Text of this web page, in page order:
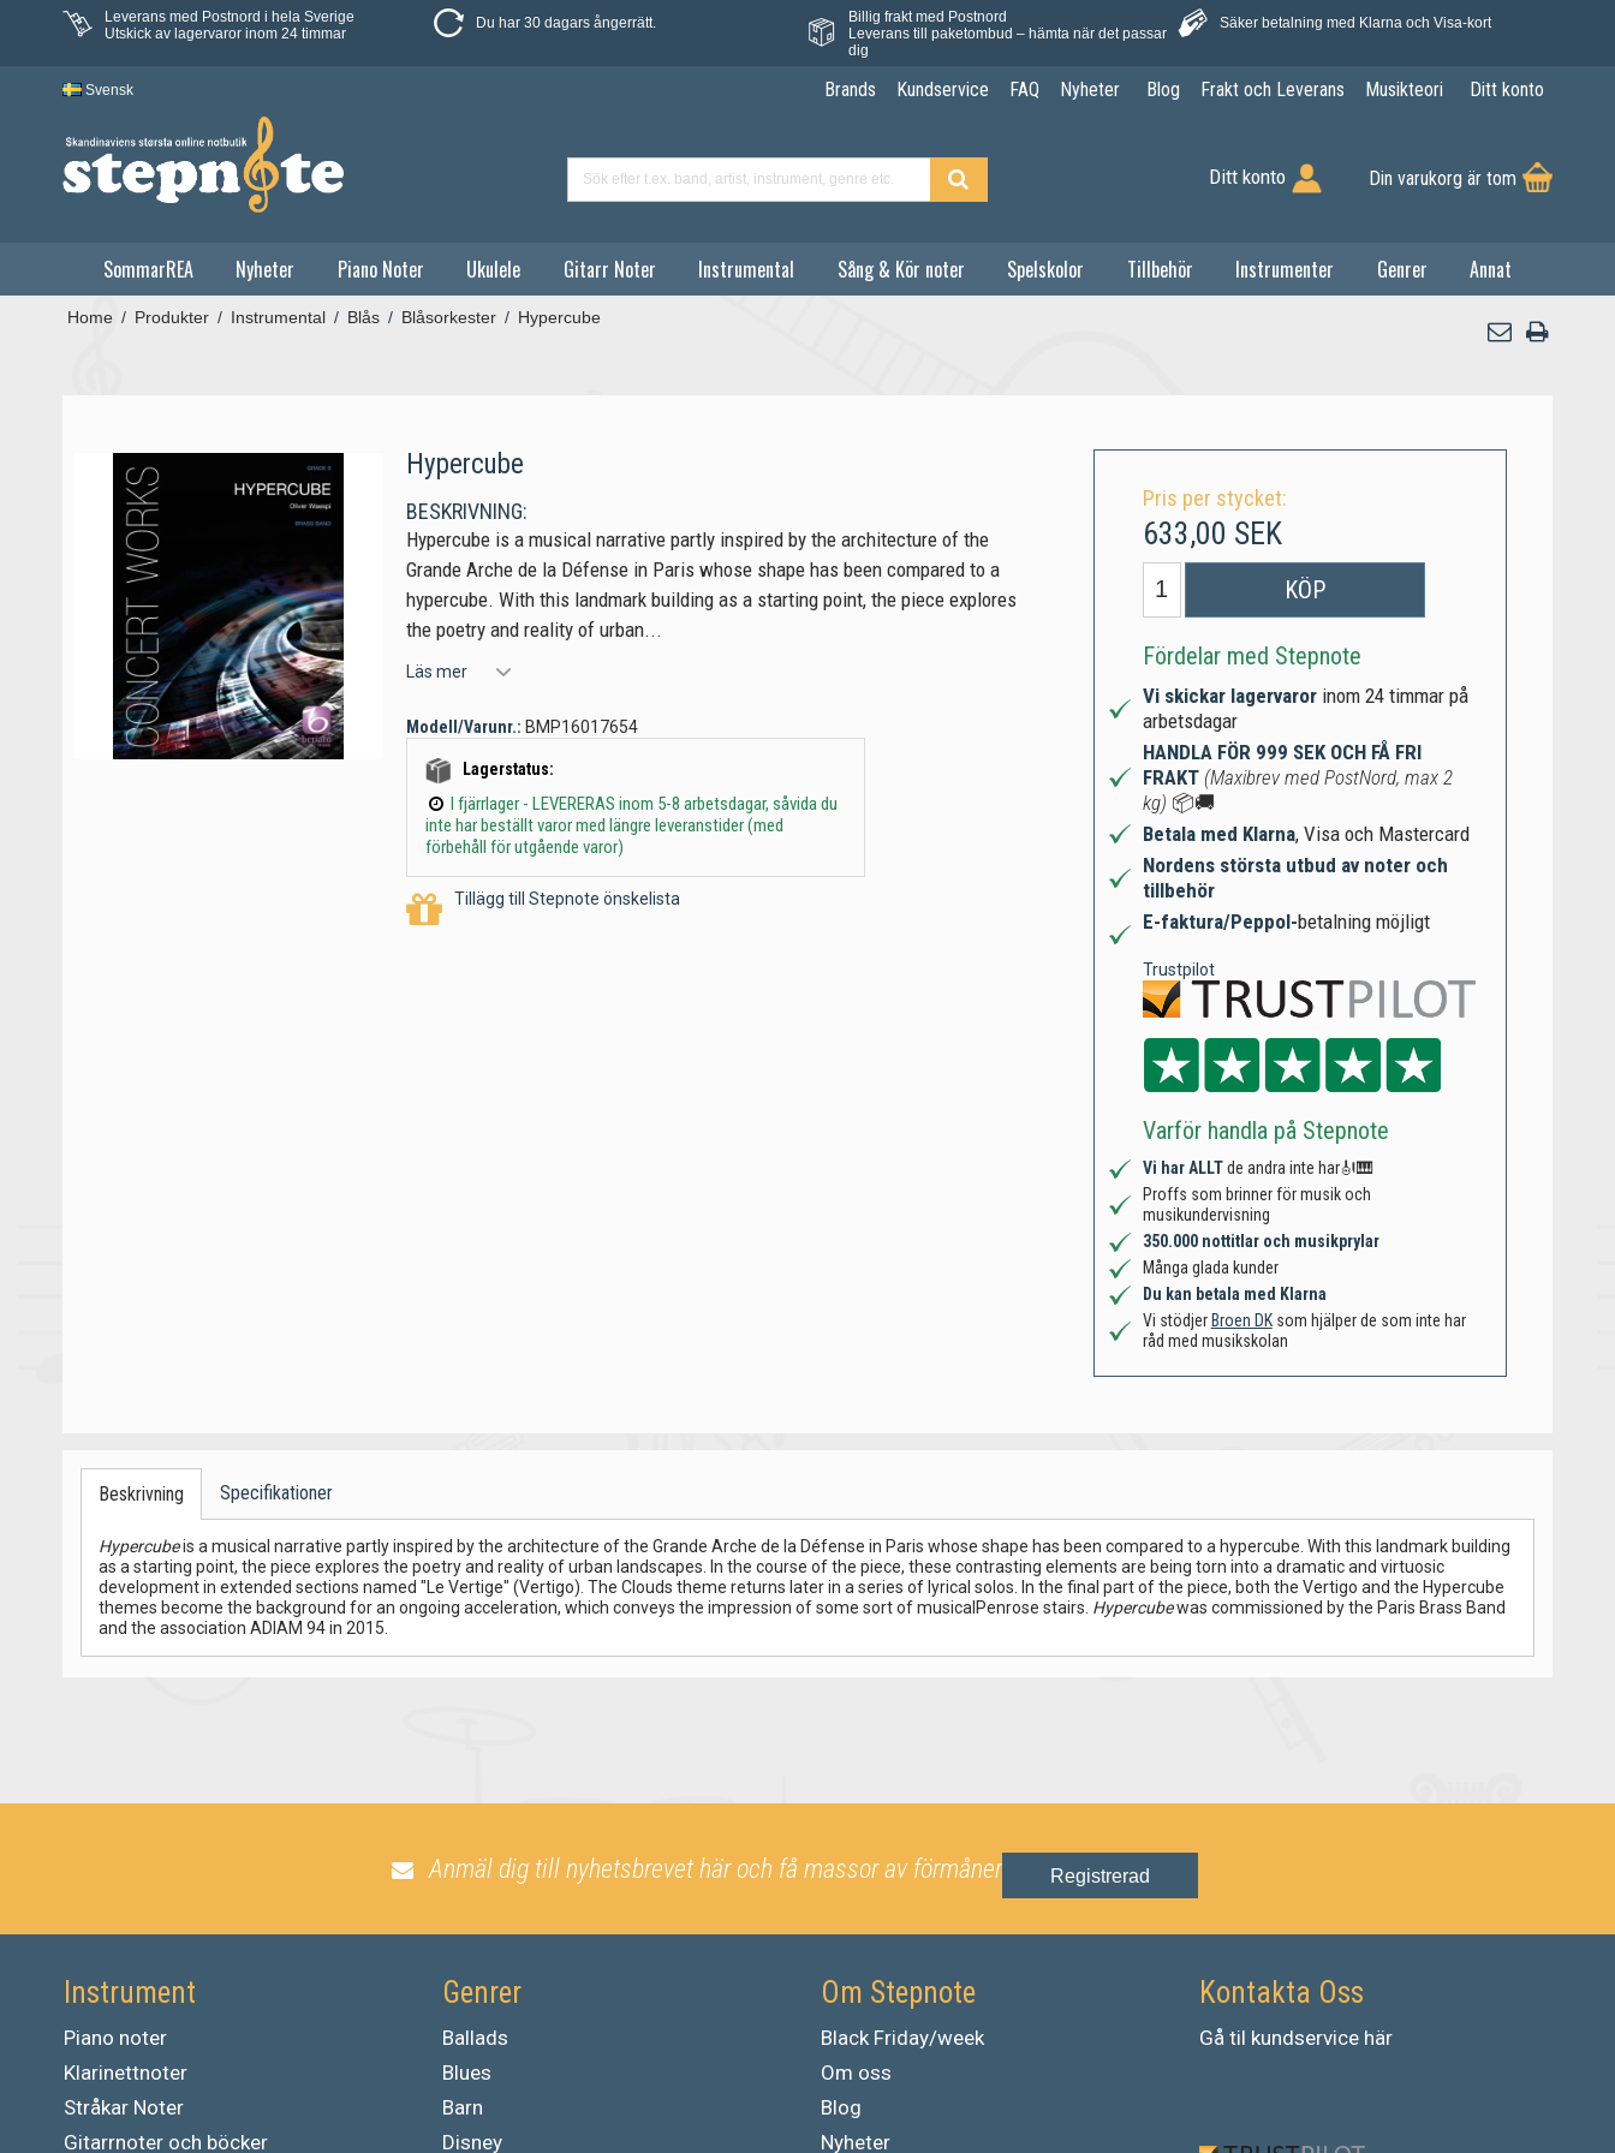
Leverans med Postnord i hela Sverige
Utskick av lagervaror inom 24 timmar
Du har 30 dagars ångerrätt.
Billig frakt med Postnord
Leverans till paketombud – hämta när det passar
dig
Säker betalning med Klarna och Visa-kort
Svensk Brands Kundservice FAQ Nyheter Blog Frakt och Leverans Musikteori Ditt konto
Ditt konto Din varukorg är tom
SommarREA Nyheter Piano Noter Ukulele Gitarr Noter Instrumental Sång & Kör noter Spelskolor Tillbehör Instrumenter Genrer Annat
Home / Produkter / Instrumental / Blås / Blåsorkester / Hypercube
Hypercube
BESKRIVNING:
Hypercube is a musical narrative partly inspired by the architecture of the
Grande Arche de la Défense in Paris whose shape has been compared to a
hypercube. With this landmark building as a starting point, the piece explores
the poetry and reality of urban...
Läs mer
Modell/Varunr.: BMP16017654
Lagerstatus:
I fjärrlager - LEVERERAS inom 5-8 arbetsdagar, såvida du
inte har beställt varor med längre leveranstider (med
förbehåll för utgående varor)
Tillägg till Stepnote önskelista
Pris per stycket:
633,00 SEK
KÖP
Fördelar med Stepnote
Vi skickar lagervaror inom 24 timmar på
arbetsdagar
HANDLA FÖR 999 SEK OCH FÅ FRI
FRAKT (Maxibrev med PostNord, max 2
kg) 📦🚚
Betala med Klarna, Visa och Mastercard
Nordens största utbud av noter och
tillbehör
E-faktura/Peppol-betalning möjligt
Trustpilot
Varför handla på Stepnote
Vi har ALLTde andra inte har🎻🎹
Proffs som brinner för musik och
musikundervisning
350.000 nottitlar och musikprylar
Många glada kunder
Du kan betala med Klarna
Vi stödjer Broen DKsom hjälper de som inte har
råd med musikskolan
Beskrivning Specifikationer
Hypercubeis a musical narrative partly inspired by the architecture of the Grande Arche de la Défense in Paris whose shape has been compared to a hypercube. With this landmark building
as a starting point, the piece explores the poetry and reality of urban landscapes. In the course of the piece, these contrasting elements are being torn into a dramatic and virtuosic
development in extended sections named "Le Vertige" (Vertigo). The Clouds theme returns later in a series of lyrical solos. In the final part of the piece, both the Vertigo and the Hypercube
themes become the background for an ongoing acceleration, which conveys the impression of some sort of musicalPenrose stairs. Hypercubewas commissioned by the Paris Brass Band
and the association ADIAM 94 in 2015.
Anmäl dig till nyhetsbrevet här och få massor av förmåner Registrerad
Instrument
Piano noter
Klarinettnoter
Stråkar Noter
Gitarrnoter och böcker
Genrer
Ballads
Blues
Barn
Disney
Om Stepnote
Black Friday/week
Om oss
Blog
Nyheter
Kontakta Oss
Gå til kundservice här